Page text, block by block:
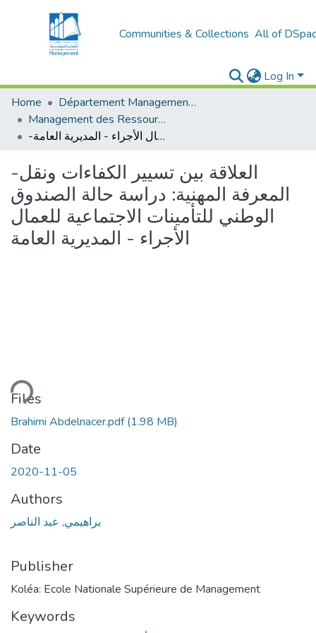
Communities & Collections All of
Log In
Home
Département Management et Entrepreneuriat
Management des Ressources Humaines (MRH)
-العلاقة بين تسيير الكفاءات ونقل المعرفة المهنية: دراسة حالة الصندوق الوطني للتأمينات الاجتماعية للعمال الأجراء - المديرية العامة
-العلاقة بين تسيير الكفاءات ونقل
المعرفة المهنية: دراسة حالة الصندوق
الوطني للتأمينات الاجتماعية للعمال
الأجراء - المديرية العامة
Files
Brahimi Abdelnacer.pdf(1.98 MB)
Date
2020-11-05
Authors
براهيمي, عبد الناصر
Publisher
Koléa: Ecole Nationale Supérieure de Management
Keywords